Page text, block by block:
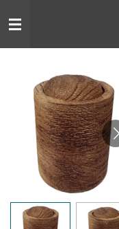
Hauptinhalt
springen